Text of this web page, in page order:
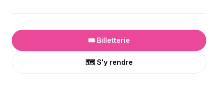
🎟️ Billetterie
🗺️ S'y rendre